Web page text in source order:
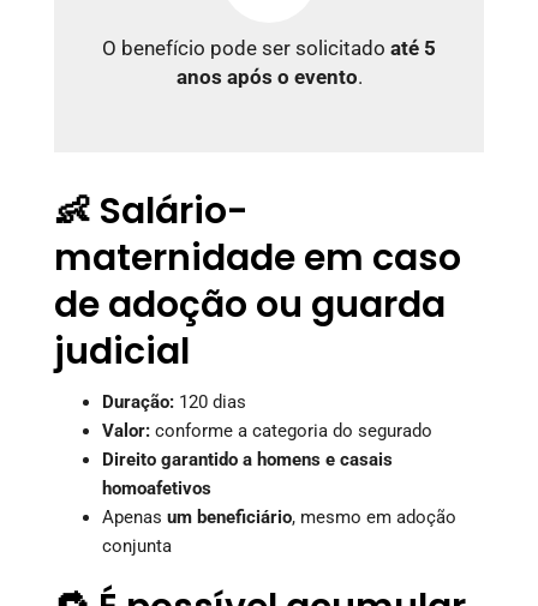
O benefício pode ser solicitado até 5
anos após o evento.
👶 Salário-
maternidade em caso
de adoção ou guarda
judicial
Duração: 120 dias
Valor: conforme a categoria do segurado
Direito garantido a homens e casais
homoafetivos
Apenas um beneficiário, mesmo em adoção
conjunta